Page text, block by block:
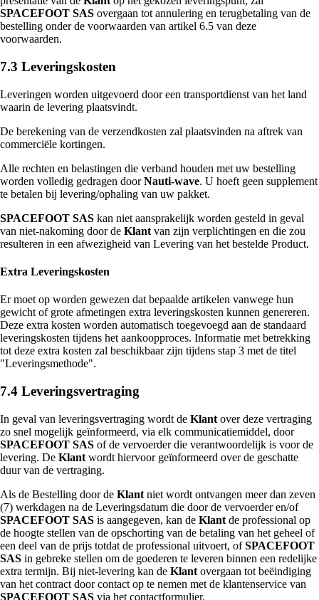
SPACEFOOT SAS overgaan tot annulering en terugbetaling van de
bestelling onder de voorwaarden van artikel 6.5 van deze
voorwaarden.
7.3 Leveringskosten
Leveringen worden uitgevoerd door een transportdienst van het land
waarin de levering plaatsvindt.
De berekening van de verzendkosten zal plaatsvinden na aftrek van
commerciële kortingen.
Alle rechten en belastingen die verband houden met uw bestelling
worden volledig gedragen doorNauti-wave. U hoeft geen supplement
te betalen bij levering/ophaling van uw pakket.
SPACEFOOT SAS kan niet aansprakelijk worden gesteld in geval
van niet-nakoming door de Klant van zijn verplichtingen en die zou
resulteren in een afwezigheid van Levering van het bestelde Product.
Extra Leveringskosten
Er moet op worden gewezen dat bepaalde artikelen vanwege hun
gewicht of grote afmetingen extra leveringskosten kunnen genereren.
Deze extra kosten worden automatisch toegevoegd aan de standaard
leveringskosten tijdens het aankoopproces. Informatie met betrekking
tot deze extra kosten zal beschikbaar zijn tijdens stap 3 met de titel
"Leveringsmethode".
7.4 Leveringsvertraging
In geval van leveringsvertraging wordt de Klant over deze vertraging
zo snel mogelijk geïnformeerd, via elk communicatiemiddel, door
SPACEFOOT SAS of de vervoerder die verantwoordelijk is voor de
levering. De Klant wordt hiervoor geïnformeerd over de geschatte
duur van de vertraging.
Als de Bestelling door de Klant niet wordt ontvangen meer dan zeven
(7) werkdagen na de Leveringsdatum die door de vervoerder en/of
SPACEFOOT SAS is aangegeven, kan de Klant de professional op
de hoogte stellen van de opschorting van de betaling van het geheel of
een deel van de prijs totdat de professional uitvoert, ofSPACEFOOT
SAS in gebreke stellen om de goederen te leveren binnen een redelijke
extra termijn. Bij niet-levering kan de Klant overgaan tot beëindiging
van het contract door contact op te nemen met de klantenservice van
SPACEFOOT SAS via het contactformulier.